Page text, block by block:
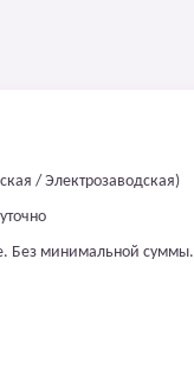
/ Электрозаводская)
Без минимальной суммы.